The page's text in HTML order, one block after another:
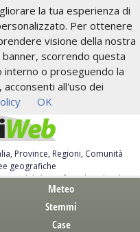
la tua esperienza di
Per ottenere
visione della nostra
banner, scorrendo questa
interno o proseguendo la
acconsenti all'uso dei
OK
Province, Regioni, Comunità
geografiche
moduli, leggi, free download
Meteo
Stemmi
Case